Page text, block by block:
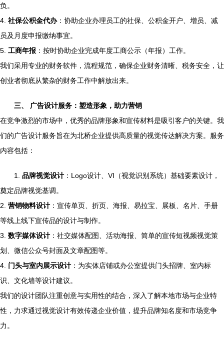
负。
4. 社保公积金代办：协助企业办理员工的社保、公积金开户、增员、减
员及月度申报缴纳事宜。
5. 工商年报 ：按时协助企业完成年度工商公示（年报）工作。
我们采用专业的财务软件，流程规范，确保企业财务清晰、税务安全，让
创业者彻底从繁杂的财务工作中解放出来。
三、 广告设计服务：塑造形象，助力营销
在竞争激烈的市场中，优秀的品牌形象和宣传材料是吸引客户的关键。我
们的广告设计服务旨在为北桥企业提供高质量的视觉传达解决方案。服务
内容包括：
1. 品牌视觉设计 ：Logo设计、VI（视觉识别系统）基础要素设计，
奠定品牌视觉基调。
2. 营销物料设计 ：宣传单页、折页、海报、易拉宝、展板、名片、手册
等线上线下宣传品的设计与制作。
3. 数字媒体设计 ：社交媒体配图、活动海报、简单的宣传短视频视觉策
划、微信公众号封面及文章配图等。
4. 门头与室内展示设计 ：为实体店铺或办公室提供门头招牌、室内标
识、文化墙等设计建议。
我们的设计团队注重创意与实用性的结合，深入了解本地市场与企业特
性，力求通过视觉设计有效传递企业价值，提升品牌知名度和市场竞争
力。